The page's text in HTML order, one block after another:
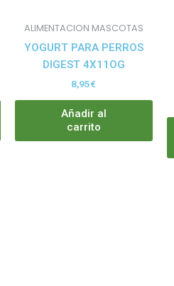
ALIMENTACION MASCOTAS
YOGURT PARA PERROS
DIGEST 4X11OG
8,95€
Añadir al
carrito